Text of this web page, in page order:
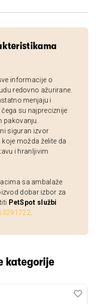
informacije o
redovno ažurirane.
menjaju i
su najpreciznije
pakovanju.
siguran izvor
možda želite da
i hranljivim
sa ambalaže
dobar izbor za
PetSpot službi
kategorije